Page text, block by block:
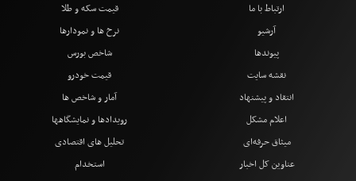
ارتباط با ما
آرشیو
پیوندها
نقشه سایت
انتقاد و پیشنهاد
اعلام مشکل
میثاق حرفه‌ای
قیمت سکه و طلا
نرخ ها و نمودارها
شاخص بورس
قیمت خودرو
آمار و شاخص ها
رویدادها و نمایشگاهها
تحلیل های اقتصادی
عناوین کل اخبار
استخدام